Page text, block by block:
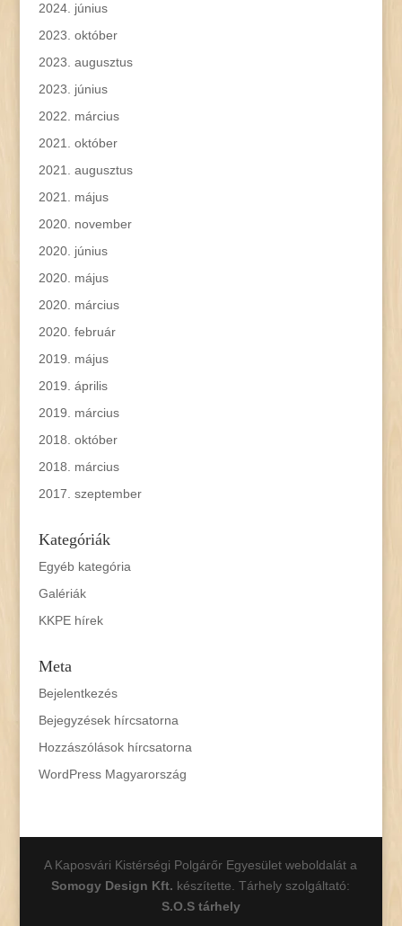
2024. június
2023. október
2023. augusztus
2023. június
2022. március
2021. október
2021. augusztus
2021. május
2020. november
2020. június
2020. május
2020. március
2020. február
2019. május
2019. április
2019. március
2018. október
2018. március
2017. szeptember
Kategóriák
Egyéb kategória
Galériák
KKPE hírek
Meta
Bejelentkezés
Bejegyzések hírcsatorna
Hozzászólások hírcsatorna
WordPress Magyarország
A Kaposvári Kistérségi Polgárőr Egyesület weboldalát a
Somogy Design Kft. készítette. Tárhely szolgáltató:
S.O.S tárhely